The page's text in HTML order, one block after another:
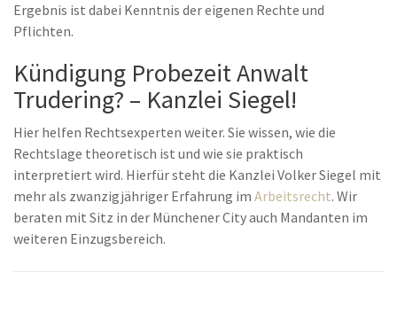
Ergebnis ist dabei Kenntnis der eigenen Rechte und
Pflichten.
Kündigung Probezeit Anwalt
Trudering? – Kanzlei Siegel!
Hier helfen Rechtsexperten weiter. Sie wissen, wie die
Rechtslage theoretisch ist und wie sie praktisch
interpretiert wird. Hierfür steht die Kanzlei Volker Siegel mit
mehr als zwanzigjähriger Erfahrung im Arbeitsrecht. Wir
beraten mit Sitz in der Münchener City auch Mandanten im
weiteren Einzugsbereich.